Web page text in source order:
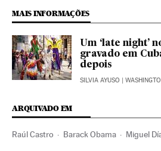
MAIS INFORMAÇÕES
Um ‘late night’
gravado em
depois
SILVIA AYUSO |
ARQUIVADO EM
Raúl Castro Barack Obama Miguel